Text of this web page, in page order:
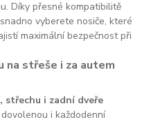
Díky přesné kompatibilitě
vyberete nosiče, které
maximální bezpečnost při
na střeše i za autem
střechu i zadní dveře
i každodenní